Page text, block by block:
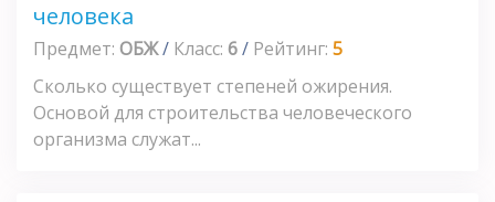
человека
Предмет: ОБЖ/ Класс: 6/ Рейтинг: 5
Сколько существует степеней ожирения.
Основой для строительства человеческого
организма служат...